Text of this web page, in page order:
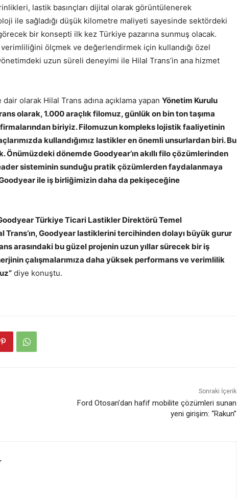
lastik basınçları dijital olarak görüntülenerek
ile sağladığı düşük kilometre maliyeti sayesinde sektördeki
bir konsepti ilk kez Türkiye pazarına sunmuş olacak.
ölçmek ve değerlendirmek için kullandığı özel
uzun süreli deneyimi ile Hilal Trans’in ana hizmet
dair olarak Hilal Trans adına açıklama yapan Yönetim Kurulu
olarak, 1.000 araçlık filomuz, günlük on bin ton taşıma
biriyiz. Filomuzun kompleks lojistik faaliyetinin
kullandığımız lastikler en önemli unsurlardan biri. Bu
Önümüzdeki dönemde Goodyear’ın akıllı filo çözümlerinden
sisteminin sunduğu pratik çözümlerden faydalanmaya
ile iş birliğimizin daha da pekişeceğine
Türkiye Ticari Lastikler Direktörü Temel
Trans’ın, Goodyear lastiklerini tercihinden dolayı büyük gurur
arasındaki bu güzel projenin uzun yıllar sürecek bir iş
çalışmalarımıza daha yüksek performans ve verimlilik
diye konuştu.
Sonraki İçerik
Ford Otosan’dan hafif mobilite çözümleri sunan
yeni girişim: “Rakun”